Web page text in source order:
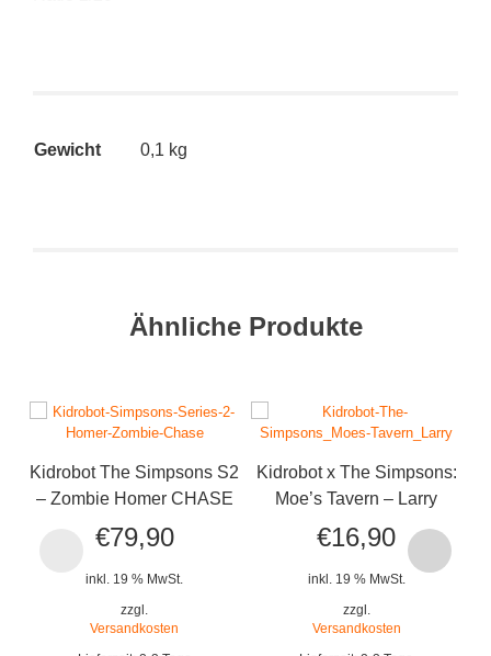
Gewicht 0,1 kg
Ähnliche Produkte
Kidrobot The Simpsons S2
– Zombie Homer CHASE
€79,90
inkl. 19 % MwSt.
zzgl.
Versandkosten
Kidrobot x The Simpsons:
Moe’s Tavern – Larry
€16,90
inkl. 19 % MwSt.
zzgl.
Versandkosten